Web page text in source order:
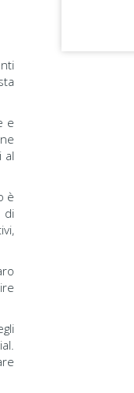
e
al
è
di